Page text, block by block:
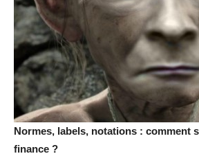
Normes, labels, notations : comment
finance ?